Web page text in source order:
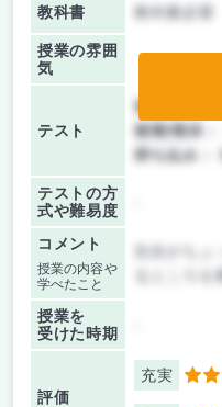
教科書 教科書必要
授業の雰囲
気
テスト
前期/中間：
後期/期末：
持ち込み：
テストの方
式や難易度
コメント
授業の内容や
学べたこと
授業を
受けた時期
評価
充実 3